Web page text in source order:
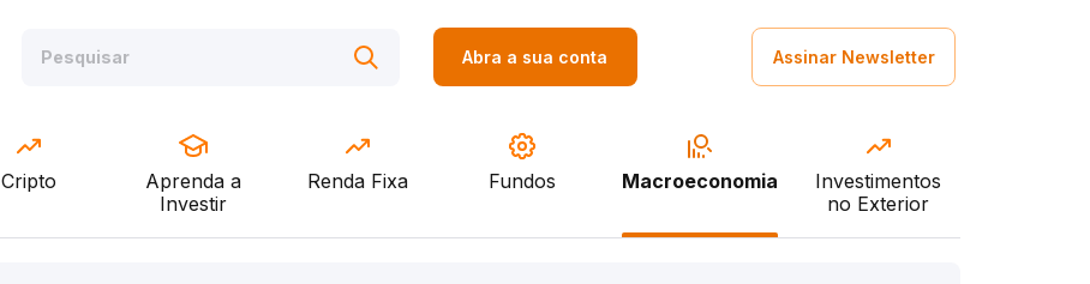
Abra a sua conta Assinar Newsletter
Cripto
Aprenda a
Investir
Renda Fixa Fundos Macroeconomia
Investimentos
no Exterior